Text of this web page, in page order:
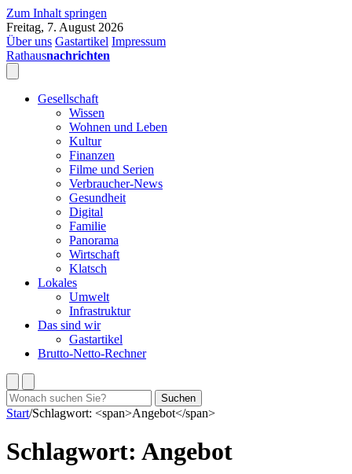
Zum Inhalt springen
Freitag, 7. August 2026
Über uns Gastartikel Impressum
Rathausnachrichten
Gesellschaft
Wissen
Wohnen und Leben
Kultur
Finanzen
Filme und Serien
Verbraucher-News
Gesundheit
Digital
Familie
Panorama
Wirtschaft
Klatsch
Lokales
Umwelt
Infrastruktur
Das sind wir
Gastartikel
Brutto-Netto-Rechner
Suchen
nach:
Suchen
Start/Schlagwort: <span>Angebot</span>
Schlagwort: Angebot